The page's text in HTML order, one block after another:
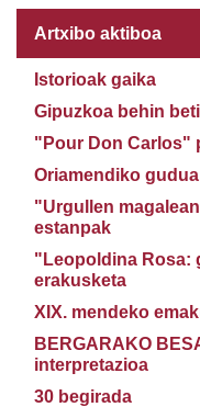
Artxibo aktiboa
Istorioak gaika
Gipuzkoa behin
"Pour Don Carlos"
Oriamendiko
"Urgullen
estanpak
"Leopoldina Rosa:
erakusketa
XIX. mendeko
BERGARAKO
interpretazioa
30 begirada